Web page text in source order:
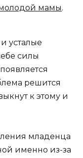
мамы.
усталые
силы
решится
к этому и
младенца
именно из-за